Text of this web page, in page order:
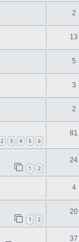
2
13
5
3
2
2 3 4 5 6
81
1 2
24
4
1 2
20
37